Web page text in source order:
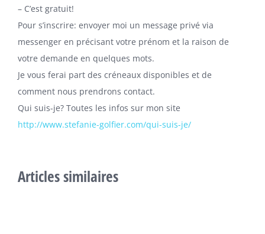
– C’est gratuit!
Pour s’inscrire: envoyer moi un message privé via
messenger en précisant votre prénom et la raison de
votre demande en quelques mots.
Je vous ferai part des créneaux disponibles et de
comment nous prendrons contact.
Qui suis-je? Toutes les infos sur mon site
http://www.stefanie-golfier.com/qui-suis-je/
Articles similaires